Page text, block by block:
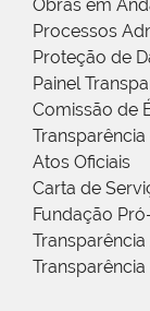
Obras em
Processos
Proteção de
Painel
Comissão de
Atos Oficiais
Carta de
Fundação
Transparência